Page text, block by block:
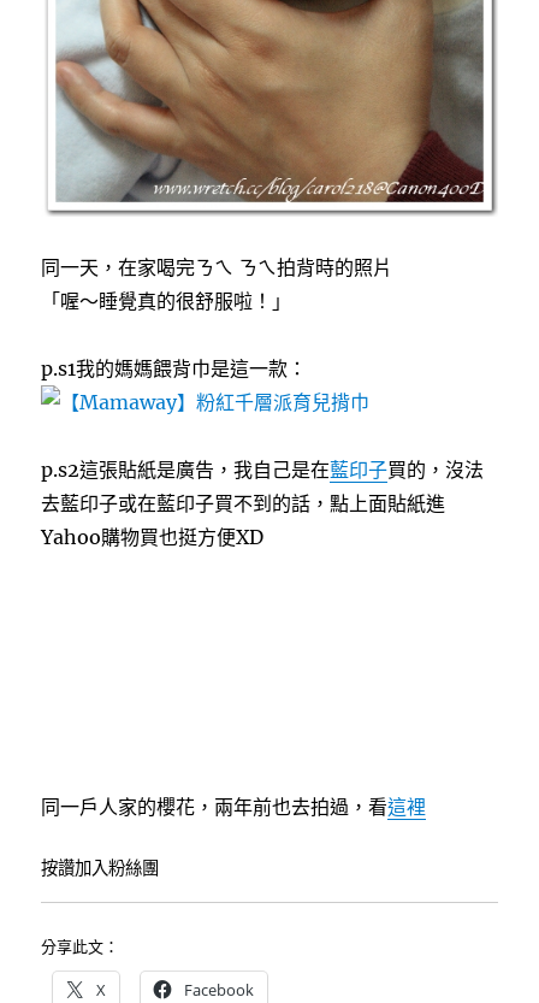
同一天，在家喝完ㄋㄟ ㄋㄟ拍背時的照片
「喔～睡覺真的很舒服啦！」
p.s1我的媽媽餵背巾是這一款：
p.s2這張貼紙是廣告，我自己是在藍印子買的，沒法
去藍印子或在藍印子買不到的話，點上面貼紙進
Yahoo購物買也挺方便XD
同一戶人家的櫻花，兩年前也去拍過，看這裡
按讚加入粉絲團
分享此文：
X Facebook